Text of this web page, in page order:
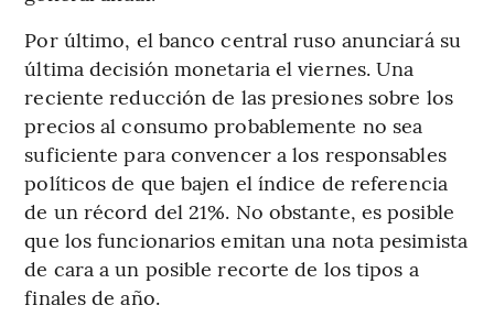
Por último, el banco central ruso anunciará su
última decisión monetaria el viernes. Una
reciente reducción de las presiones sobre los
precios al consumo probablemente no sea
suficiente para convencer a los responsables
políticos de que bajen el índice de referencia
de un récord del 21%. No obstante, es posible
que los funcionarios emitan una nota pesimista
de cara a un posible recorte de los tipos a
finales de año.